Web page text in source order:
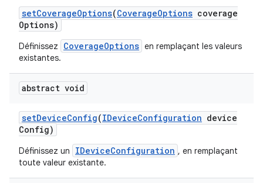
setCoverageOptions(CoverageOptions coverage
Options)
Définissez CoverageOptions en remplaçant les valeurs
existantes.
abstract void
setDeviceConfig(IDeviceConfiguration device
Config)
Définissez un IDeviceConfiguration , en remplaçant
toute valeur existante.